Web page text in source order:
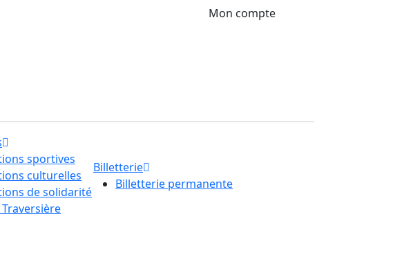
Mon compte
sportives
culturelles
de solidarité
Billetterie
Billetterie permanente